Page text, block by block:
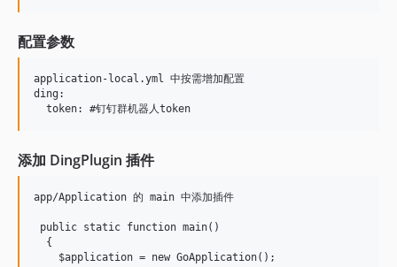
配置参数
application-local.yml 中按需增加配置
ding:
添加 DingPlugin 插件
app/Application 的 main 中添加插件
public static function main()
  {
    $application = new GoApplication();